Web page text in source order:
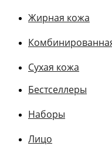
Жирная кожа
Сухая кожа
Бестселлеры
Наборы
Лицо